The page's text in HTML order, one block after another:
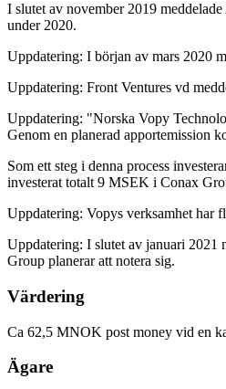
I slutet av november 2019
under 2020.
Uppdatering: I början av mars 2020
Uppdatering: Front Ventures vd
Uppdatering: "Norska Vopy
Genom en planerad apportemission
Som ett steg i denna process
investerat totalt 9 MSEK i Conax
Uppdatering: Vopys verksamhet
Uppdatering: I slutet av januari 2021
Group planerar att notera sig.
Värdering
Ca 62,5 MNOK post money vid en
Ägare